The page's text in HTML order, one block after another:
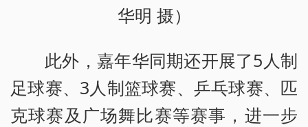
华明 摄）
此外，嘉年华同期还开展了5人制
足球赛、3人制篮球赛、乒乓球赛、匹
克球赛及广场舞比赛等赛事，进一步